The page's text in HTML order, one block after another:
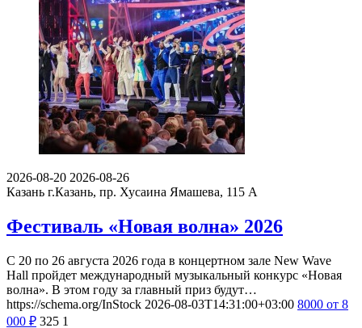
2026-08-20 2026-08-26
Казань г.Казань, пр. Хусаина Ямашева, 115 A
Фестиваль «Новая волна» 2026
С 20 по 26 августа 2026 года в концертном зале New Wave
Hall пройдет международный музыкальный конкурс «Новая
волна». В этом году за главный приз будут…
https://schema.org/InStock 2026-08-03T14:31:00+03:00 8000 от 8
000 ₽ 325 1